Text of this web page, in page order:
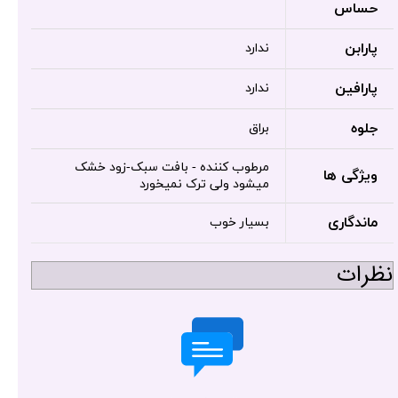
حساس
پارابن ندارد
پارافین ندارد
جلوه براق
ویژگی ها
مرطوب کننده - بافت سبک-زود خشک
میشود ولی ترک نمیخورد
ماندگاری بسیار خوب
نظرات